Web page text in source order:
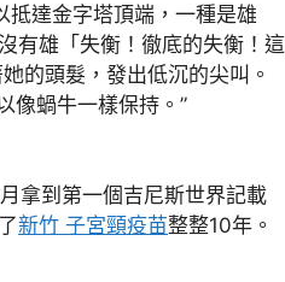
達金字塔頂端，一種是雄
有雄「失衡！徹底的失衡！這
的頭髮，發出低沉的尖叫。
像蝸牛一樣保持。”
到第一個吉尼斯世界記載
新竹 子宮頸疫苗整整10年。